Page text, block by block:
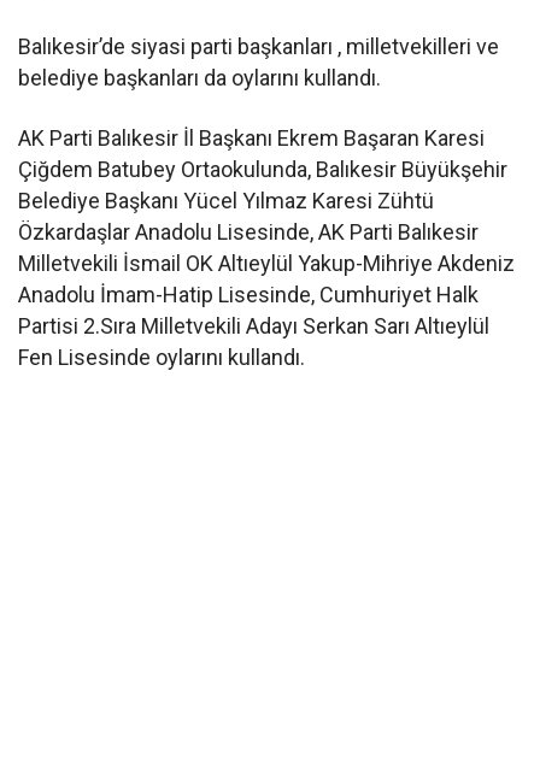
Balıkesir’de siyasi parti başkanları , milletvekilleri ve
belediye başkanları da oylarını kullandı.
AK Parti Balıkesir İl Başkanı Ekrem Başaran Karesi
Çiğdem Batubey Ortaokulunda, Balıkesir Büyükşehir
Belediye Başkanı Yücel Yılmaz Karesi Zühtü
Özkardaşlar Anadolu Lisesinde, AK Parti Balıkesir
Milletvekili İsmail OK Altıeylül Yakup-Mihriye Akdeniz
Anadolu İmam-Hatip Lisesinde, Cumhuriyet Halk
Partisi 2.Sıra Milletvekili Adayı Serkan Sarı Altıeylül
Fen Lisesinde oylarını kullandı.